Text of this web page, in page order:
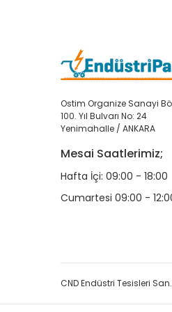
Ostim Organize Sanayi
100. Yıl Bulvarı No: 24
Yenimahalle / ANKARA
Mesai Saatlerimiz;
Hafta İçi: 09:00 - 18:00
Cumartesi 09:00 -
CND Endüstri Tesisleri